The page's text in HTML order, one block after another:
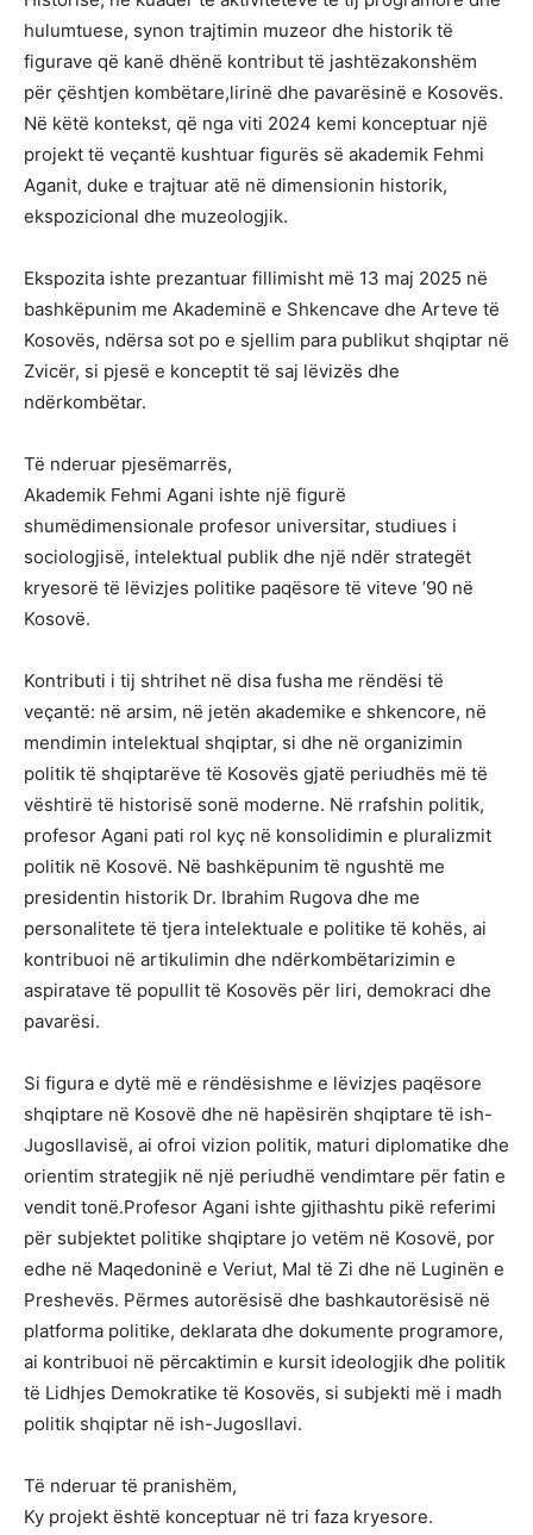
hulumtuese, synon trajtimin muzeor dhe historik të
figurave që kanë dhënë kontribut të jashtëzakonshëm
për çështjen kombëtare,lirinë dhe pavarësinë e Kosovës.
Në këtë kontekst, që nga viti 2024 kemi konceptuar një
projekt të veçantë kushtuar figurës së akademik Fehmi
Aganit, duke e trajtuar atë në dimensionin historik,
ekspozicional dhe muzeologjik.
Ekspozita ishte prezantuar fillimisht më 13 maj 2025 në
bashkëpunim me Akademinë e Shkencave dhe Arteve të
Kosovës, ndërsa sot po e sjellim para publikut shqiptar në
Zvicër, si pjesë e konceptit të saj lëvizës dhe
ndërkombëtar.
Të nderuar pjesëmarrës,
Akademik Fehmi Agani ishte një figurë
shumëdimensionale profesor universitar, studiues i
sociologjisë, intelektual publik dhe një ndër strategët
kryesorë të lëvizjes politike paqësore të viteve ’90 në
Kosovë.
Kontributi i tij shtrihet në disa fusha me rëndësi të
veçantë: në arsim, në jetën akademike e shkencore, në
mendimin intelektual shqiptar, si dhe në organizimin
politik të shqiptarëve të Kosovës gjatë periudhës më të
vështirë të historisë sonë moderne. Në rrafshin politik,
profesor Agani pati rol kyç në konsolidimin e pluralizmit
politik në Kosovë. Në bashkëpunim të ngushtë me
presidentin historik Dr. Ibrahim Rugova dhe me
personalitete të tjera intelektuale e politike të kohës, ai
kontribuoi në artikulimin dhe ndërkombëtarizimin e
aspiratave të popullit të Kosovës për liri, demokraci dhe
pavarësi.
Si figura e dytë më e rëndësishme e lëvizjes paqësore
shqiptare në Kosovë dhe në hapësirën shqiptare të ish-
Jugosllavisë, ai ofroi vizion politik, maturi diplomatike dhe
orientim strategjik në një periudhë vendimtare për fatin e
vendit tonë.Profesor Agani ishte gjithashtu pikë referimi
për subjektet politike shqiptare jo vetëm në Kosovë, por
edhe në Maqedoninë e Veriut, Mal të Zi dhe në Luginën e
Preshevës. Përmes autorësisë dhe bashkautorësisë në
platforma politike, deklarata dhe dokumente programore,
ai kontribuoi në përcaktimin e kursit ideologjik dhe politik
të Lidhjes Demokratike të Kosovës, si subjekti më i madh
politik shqiptar në ish-Jugosllavi.
Të nderuar të pranishëm,
Ky projekt është konceptuar në tri faza kryesore.